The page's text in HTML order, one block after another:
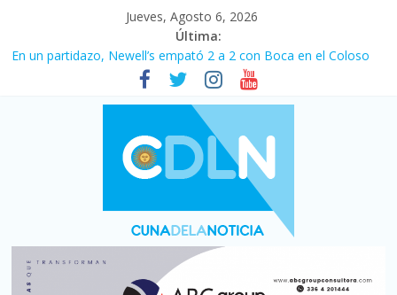
Jueves, Agosto 6, 2026
Última:
En un partidazo, Newell’s empató 2 a 2 con Boca en el Coloso
Vacaciones de invierno con más movimiento y consumo
turístico: 4,6 millones de personas viajaron por el país, un 5,9%
Fuerte caída de la venta de autos usados en julio: bajó un 12,6%
Central venció 1 a 0 al River de Coudet en el Monumental
Pullaro mejora sus relaciones con el Gobierno nacional